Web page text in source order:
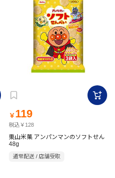
￥ 119
税込￥128
栗山米菓 アンパンマンのソフトせん
48g
通常配送 / 店舗受取